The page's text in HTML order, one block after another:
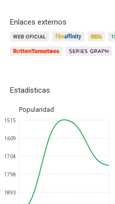
Enlaces externos
Estadísticas
Popularidad
1515
1609
1704
1798
1893